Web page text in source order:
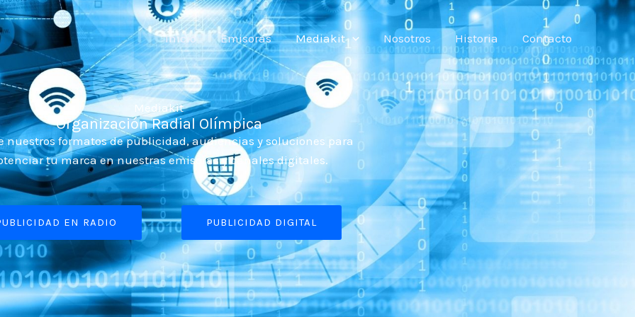
Inicio Emisoras Mediakit Nosotros Historia Contacto
Mediakit
Organización Radial Olímpica
nuestros formatos de publicidad, audiencias y soluciones para
tu marca en nuestras emisoras y canales digitales.
EN RADIO PUBLICIDAD DIGITAL